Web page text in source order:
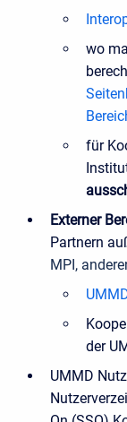
wo
für
Externer
Partnern
MPI,
der
UMMD